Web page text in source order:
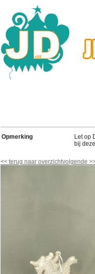
Opmerking
Let op
bij
<< terug naar overzichtvolgende